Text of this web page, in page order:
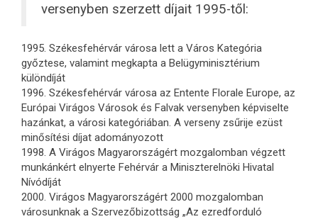
versenyben szerzett díjait 1995-től:
1995. Székesfehérvár városa lett a Város Kategória
győztese, valamint megkapta a Belügyminisztérium
különdíját
1996. Székesfehérvár városa az Entente Florale Europe, az
Európai Virágos Városok és Falvak versenyben képviselte
hazánkat, a városi kategóriában. A verseny zsűrije ezüst
minősítési díjat adományozott
1998. A Virágos Magyarországért mozgalomban végzett
munkánkért elnyerte Fehérvár a Miniszterelnöki Hivatal
Nívódíját
2000. Virágos Magyarországért 2000 mozgalomban
városunknak a Szervezőbizottság „Az ezredforduló